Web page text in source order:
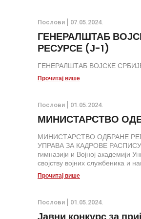
Послови 07.05.2024.
ГЕНЕРАЛШТАБ
РЕСУРСЕ (Ј-1)
ГЕНЕРАЛШТАБ ВОЈСКЕ
Прочитај више
Послови 01.05.2024.
МИНИСТАРСТВО
МИНИСТАРСТВО ОДБРАНЕ
УПРАВА ЗА КАДРОВЕ
гимназији и Војној академији
својству војних службеника и
Место рада Београд У Војну
ОАС240 – 1 извршилац; 2)
помоћник управника сервиса
смене, ВКВ – 2 извршиоца; 6)
извршиоца; 7)
Прочитај више
Послови 01.05.2024.